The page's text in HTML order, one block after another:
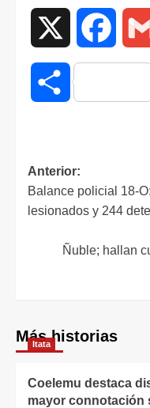
Compartir
Anterior:
Balance policial 18-
lesionados y 244
Ñuble; hallan
Más historias
Itata
Coelemu destaca
mayor connotación